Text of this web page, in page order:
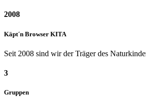
2008
Käpt´n Browser KITA
Seit 2008 sind wir der Träger des
3
Gruppen